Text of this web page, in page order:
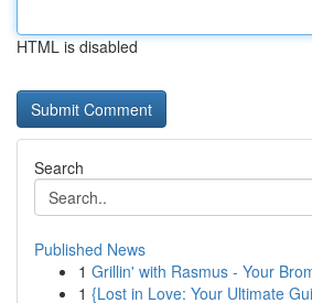
HTML is disabled
Search
Published News
1 Grillin' with Rasmus - Your
1 {Lost in Love: Your Ultimate